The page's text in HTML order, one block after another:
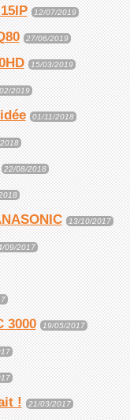
12/07/2019
27/06/2019
15/03/2019
2019
01/11/2018
22/08/2018
13/10/2017
09/2017
3000 19/05/2017
! 21/03/2017